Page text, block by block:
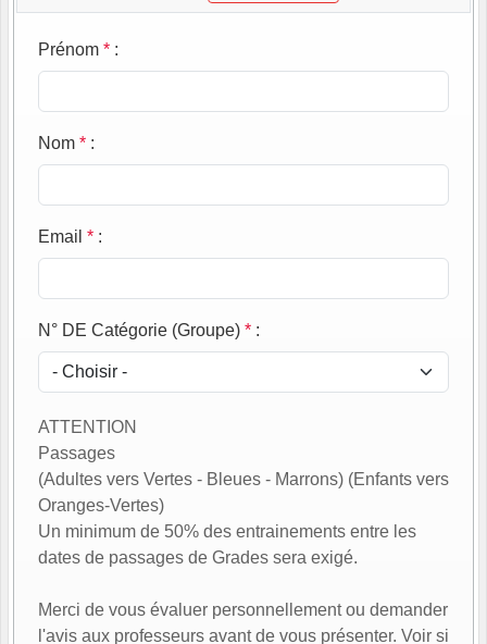
Prénom * :
Nom * :
Email * :
N° DE Catégorie (Groupe) * :
ATTENTION
Passages
(Adultes vers Vertes - Bleues - Marrons) (Enfants vers
Oranges-Vertes)
Un minimum de 50% des entrainements entre les
dates de passages de Grades sera exigé.
Merci de vous évaluer personnellement ou demander
l'avis aux professeurs avant de vous présenter. Voir si